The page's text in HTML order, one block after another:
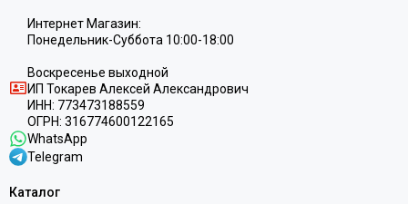
Интернет Магазин:
Понедельник-Суббота 10:00-18:00
Воскресенье выходной
ИП Токарев Алексей Александрович
ИНН: 773473188559
ОГРН: 316774600122165
WhatsApp
Telegram
Каталог